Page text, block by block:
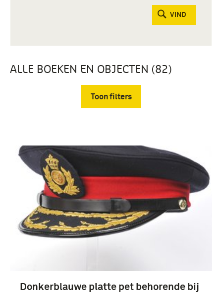
VIND
ALLE BOEKEN EN OBJECTEN (82)
Toon filters
hoofddeksels (82)
opperofficier (24)
Donkerblauwe platte pet behorende bij